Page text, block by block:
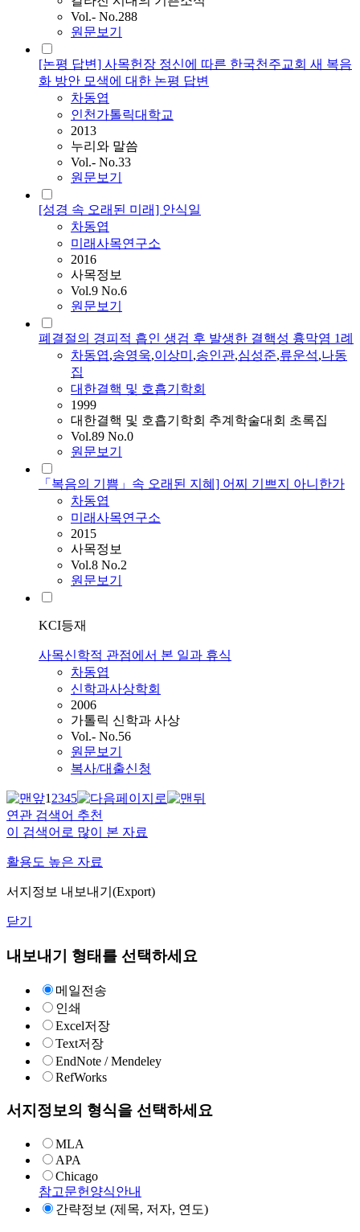
Vol.- No.288
원문보기
[논평 답변] 사목헌장 정신에 따른 한국천주교회 새 복음
화 방안 모색에 대한 논평 답변
차동엽
인천가톨릭대학교
2013
누리와 말씀
Vol.- No.33
원문보기
[성경 속 오래된 미래] 안식일
차동엽
미래사목연구소
2016
사목정보
Vol.9 No.6
원문보기
폐결절의 경피적 흡인 생검 후 발생한 결핵성 흉막염 1례
차동엽,송영욱,이상미 ,송인관,심성준,류운석,나동
집
대한결핵 및 호흡기학회
1999
대한결핵 및 호흡기학회 추계학술대회 초록집
Vol.89 No.0
원문보기
「복음의 기쁨」속 오래된 지혜] 어찌 기쁘지 아니한가
차동엽
미래사목연구소
2015
사목정보
Vol.8 No.2
원문보기
KCI등재
사목신학적 관점에서 본 일과 휴식
차동엽
신학과사상학회
2006
가톨릭 신학과 사상
Vol.- No.56
원문보기
복사/대출신청
12345
연관 검색어 추천
이 검색어로 많이 본 자료
활용도 높은 자료
서지정보 내보내기(Export)
닫기
내보내기 형태를 선택하세요
메일전송
인쇄
Excel저장
Text저장
EndNote / Mendeley
RefWorks
서지정보의 형식을 선택하세요
MLA
APA
Chicago
참고문헌양식안내
간략정보 (제목, 저자, 연도)